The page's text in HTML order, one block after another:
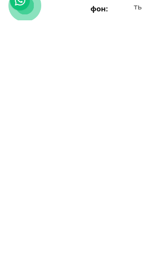
фон:
ть